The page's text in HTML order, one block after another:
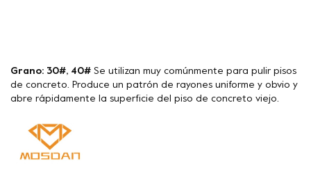
Grano: 30#, 40# Se utilizan muy comúnmente para pulir pisos
de concreto. Produce un patrón de rayones uniforme y obvio y
abre rápidamente la superficie del piso de concreto viejo.